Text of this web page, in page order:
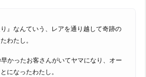
り』なんていう、レアを通り越して奇跡の
わたし。
かったお客さんがいてヤマになり、オー
になったわたし。